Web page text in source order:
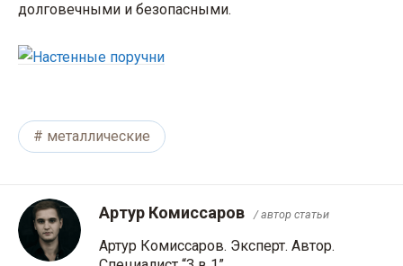
долговечными и безопасными.
металлические
Артур Комиссаров / автор статьи
Артур Комиссаров. Эксперт. Автор.